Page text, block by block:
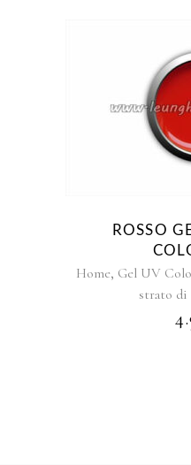
ROSSO
Home, Gel UV
strato di